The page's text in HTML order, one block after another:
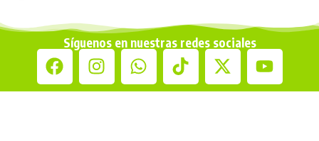
Síguenos en nuestras redes sociales